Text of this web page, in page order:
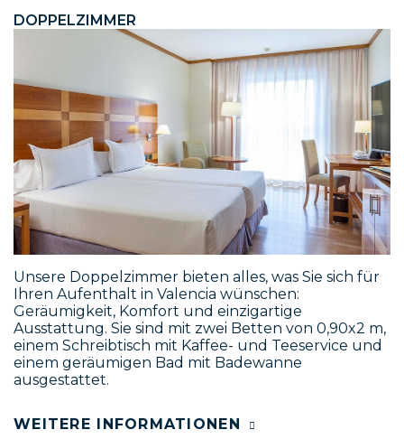
DOPPELZIMMER
Unsere Doppelzimmer bieten alles, was Sie sich für
Ihren Aufenthalt in Valencia wünschen:
Geräumigkeit, Komfort und einzigartige
Ausstattung. Sie sind mit zwei Betten von 0,90x2 m,
einem Schreibtisch mit Kaffee- und Teeservice und
einem geräumigen Bad mit Badewanne
ausgestattet.
WEITERE INFORMATIONEN